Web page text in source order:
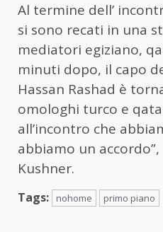
Al termine dell’
si sono recati in una
mediatori egiziano,
minuti dopo, il capo
Hassan Rashad è
omologhi turco e
all’incontro che
abbiamo un
Kushner.
Tags: nohome primo piano